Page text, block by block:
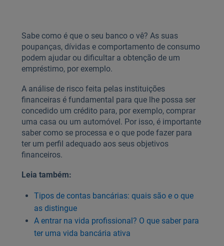
Sabe como é que o seu banco o vê? As suas
poupanças, dívidas e comportamento de consumo
podem ajudar ou dificultar a obtenção de um
empréstimo, por exemplo.
A análise de risco feita pelas instituições
financeiras é fundamental para que lhe possa ser
concedido um crédito para, por exemplo, comprar
uma casa ou um automóvel. Por isso, é importante
saber como se processa e o que pode fazer para
ter um perfil adequado aos seus objetivos
financeiros.
Leia também:
Tipos de contas bancárias: quais são e o que
as distingue
A entrar na vida profissional? O que saber para
ter uma vida bancária ativa